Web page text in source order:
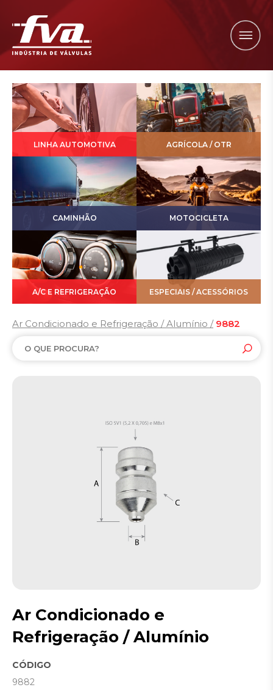
LINHA AUTOMOTIVA AGRÍCOLA / OTR
CAMINHÃO MOTOCICLETA
A/C E REFRIGERAÇÃO ESPECIAIS / ACESSÓRIOS
Ar Condicionado e Refrigeração / Alumínio / 9882
Ar Condicionado e
Refrigeração / Alumínio
CÓDIGO
9882